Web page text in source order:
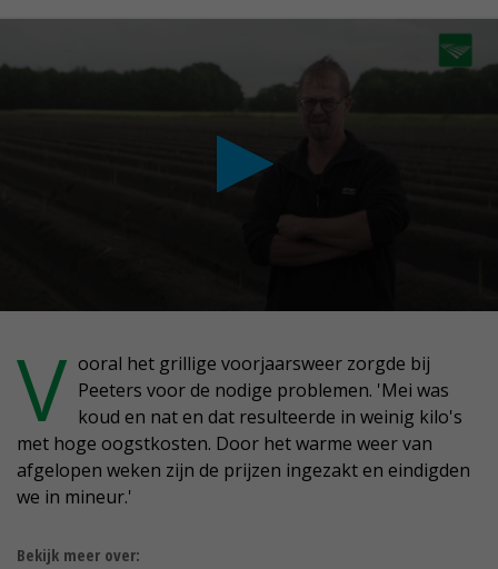
V ooral het grillige voorjaarsweer zorgde bij
Peeters voor de nodige problemen. 'Mei was
koud en nat en dat resulteerde in weinig kilo's
met hoge oogstkosten. Door het warme weer van
afgelopen weken zijn de prijzen ingezakt en eindigden
we in mineur.'
Bekijk meer over: